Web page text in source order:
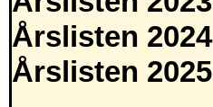
Årslisten 2024
Årslisten 2025